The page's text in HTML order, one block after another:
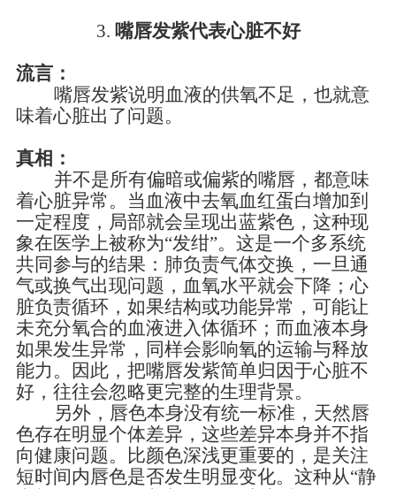
3. 嘴唇发紫代表心脏不好
流言：
嘴唇发紫说明血液的供氧不足，也就意
味着心脏出了问题。
真相：
并不是所有偏暗或偏紫的嘴唇，都意味
着心脏异常。当血液中去氧血红蛋白增加到
一定程度，局部就会呈现出蓝紫色，这种现
象在医学上被称为“发绀”。这是一个多系统
共同参与的结果：肺负责气体交换，一旦通
气或换气出现问题，血氧水平就会下降；心
脏负责循环，如果结构或功能异常，可能让
未充分氧合的血液进入体循环；而血液本身
如果发生异常，同样会影响氧的运输与释放
能力。因此，把嘴唇发紫简单归因于心脏不
好，往往会忽略更完整的生理背景。
另外，唇色本身没有统一标准，天然唇
色存在明显个体差异，这些差异本身并不指
向健康问题。比颜色深浅更重要的，是关注
短时间内唇色是否发生明显变化。这种从“静